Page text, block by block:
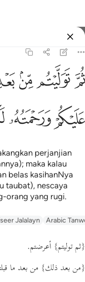
من بعد ذالك فلولا
فَضْلُ ٱللَّهِ
ﱪﱫﱬ
ﱳﱴ
perjanjian
maka kalau
belas kasihanNya
taubat), nescaya
orang yang rugi.
Jalalayn Arabic
{ثم توليتم} أعرضتم.
{من بعد ذلك} من بعد ما